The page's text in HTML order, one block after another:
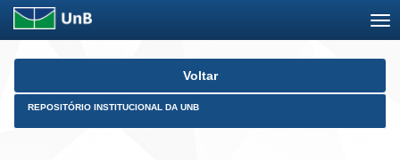
Skip
Voltar
REPOSITÓRIO INSTITUCIONAL DA UNB